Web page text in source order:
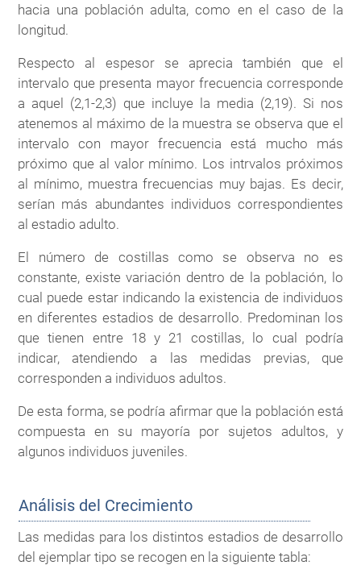
hacia una población adulta, como en el caso de la
longitud.
Respecto al espesor se aprecia también que el
intervalo que presenta mayor frecuencia corresponde
a aquel (2,1-2,3) que incluye la media (2,19). Si nos
atenemos al máximo de la muestra se observa que el
intervalo con mayor frecuencia está mucho más
próximo que al valor mínimo. Los intrvalos próximos
al mínimo, muestra frecuencias muy bajas. Es decir,
serían más abundantes individuos correspondientes
al estadio adulto.
El número de costillas como se observa no es
constante, existe variación dentro de la población, lo
cual puede estar indicando la existencia de individuos
en diferentes estadios de desarrollo. Predominan los
que tienen entre 18 y 21 costillas, lo cual podría
indicar, atendiendo a las medidas previas, que
corresponden a individuos adultos.
De esta forma, se podría afirmar que la población está
compuesta en su mayoría por sujetos adultos, y
algunos individuos juveniles.
Análisis del Crecimiento
Las medidas para los distintos estadios de desarrollo
del ejemplar tipo se recogen en la siguiente tabla: